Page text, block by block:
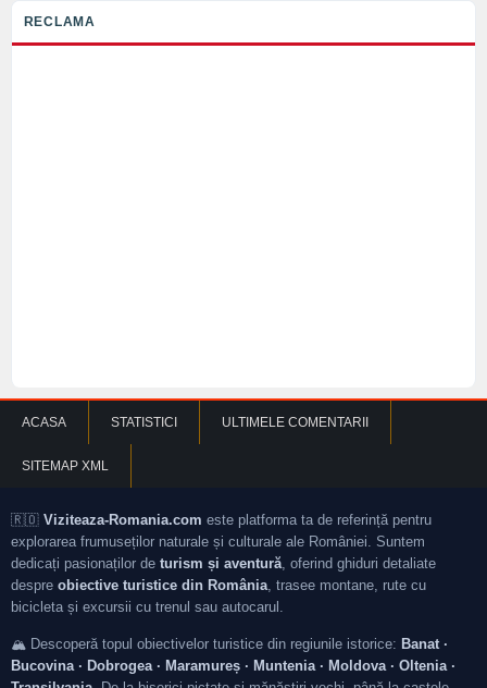
RECLAMA
ACASA STATISTICI ULTIMELE COMENTARII
SITEMAP XML
🇷🇴 Viziteaza-Romania.com este platforma ta de referință pentru
explorarea frumuseților naturale și culturale ale României. Suntem
dedicați pasionaților de turism și aventură, oferind ghiduri detaliate
despre obiective turistice din România, trasee montane, rute cu
bicicleta și excursii cu trenul sau autocarul.
🏔️ Descoperă topul obiectivelor turistice din regiunile istorice: Banat ·
Bucovina · Dobrogea · Maramureș · Muntenia · Moldova · Oltenia ·